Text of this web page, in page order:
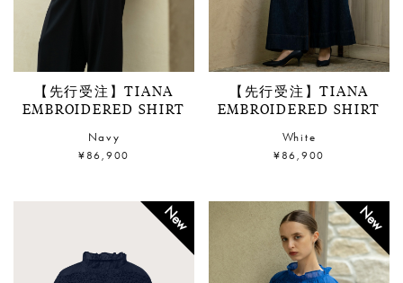
【先行受注】TIANA
EMBROIDERED SHIRT
Navy
¥86,900
【先行受注】TIANA
EMBROIDERED SHIRT
White
¥86,900
New New